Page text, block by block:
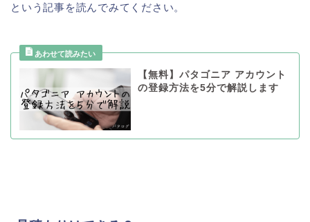
という記事を読んでみてください。
【無料】パタゴニア アカウント
の登録方法を5分で解説します